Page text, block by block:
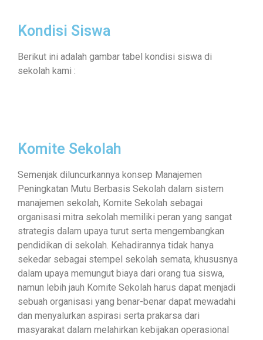
Kondisi Siswa
Berikut ini adalah gambar tabel kondisi siswa di
sekolah kami :
Komite Sekolah
Semenjak diluncurkannya konsep Manajemen
Peningkatan Mutu Berbasis Sekolah dalam sistem
manajemen sekolah, Komite Sekolah sebagai
organisasi mitra sekolah memiliki peran yang sangat
strategis dalam upaya turut serta mengembangkan
pendidikan di sekolah. Kehadirannya tidak hanya
sekedar sebagai stempel sekolah semata, khususnya
dalam upaya memungut biaya dari orang tua siswa,
namun lebih jauh Komite Sekolah harus dapat menjadi
sebuah organisasi yang benar-benar dapat mewadahi
dan menyalurkan aspirasi serta prakarsa dari
masyarakat dalam melahirkan kebijakan operasional